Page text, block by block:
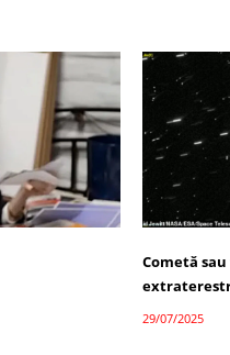
Cometă
29/07/2025